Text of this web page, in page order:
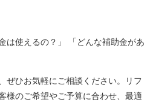
は使えるの？」 「どんな補助金があ
ぜひお気軽にご相談ください。リフ
様のご希望やご予算に合わせ、最適